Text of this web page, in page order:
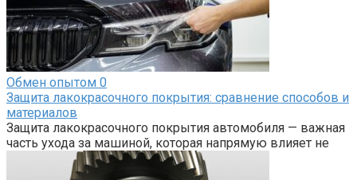
Обмен опытом 0
Защита лакокрасочного покрытия: сравнение способов и
материалов
Защита лакокрасочного покрытия автомобиля — важная
часть ухода за машиной, которая напрямую влияет не